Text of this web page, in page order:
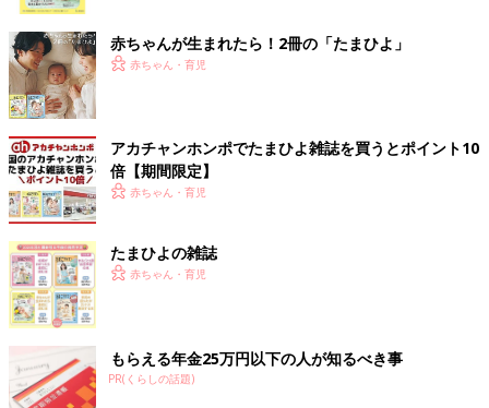
病院に連れていくのが大変な場合は、自宅で療養しつつ、落ち着
いたタイミングで受診してもいいでしょう。ただし、起きている
のに尿が12時間以上出ていない、意識がもうろうとしているなど
の場合はすぐに受診してください。発熱が3〜4日以上続く、下痢
が1週間以上続くなども、緊急ではありませんが、受診の目安で
す」（白井先生）
ウイルス性胃腸炎と診断された場合、その原因のウイルスは検査
しないとわかりませんが、多くの場合、検査は行われないと白井
先生は言います。
「判明したところで処方薬など治療の内容は変わらないことが、
主な理由です。また検査キットがない医療機関も少なくありませ
ん。もちろん必要があれば調べますし、総合病院などでは診療の
一環で検査をすることも。また、たとえば同じ保育園に通う子が
『ロタウイルスだった』とわかっていれば、周囲で同じような症
状が出ている子たちもロタウイルスだろう、と臨床診断をしま
赤ちゃんが生まれたら！2冊の「たまひよ」
赤ちゃん・育児
アカチャンホンポでたまひよ雑誌を買うとポイント10
倍【期間限定】
赤ちゃん・育児
たまひよの雑誌
赤ちゃん・育児
もらえる年金25万円以下の人が知るべき事
PR(くらしの話題)